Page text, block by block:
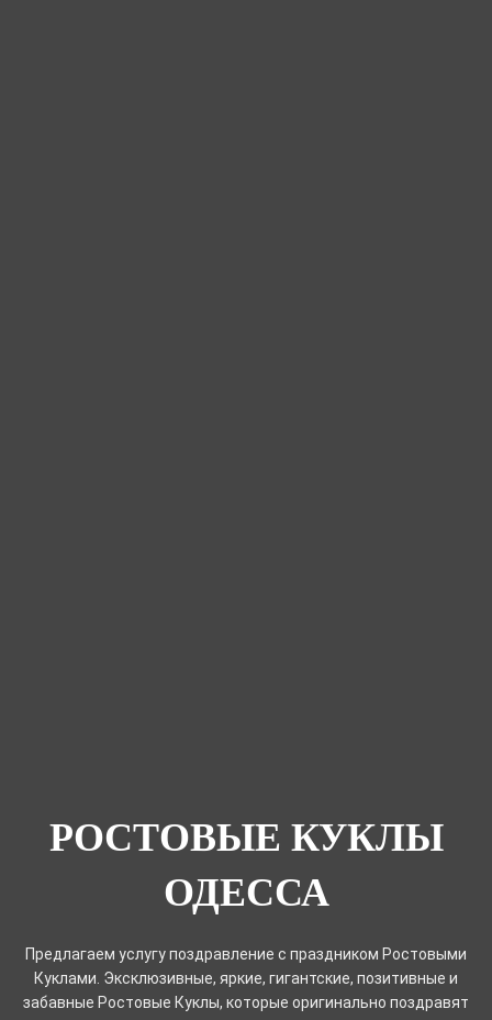
РОСТОВЫЕ КУКЛЫ
ОДЕССА
Предлагаем услугу поздравление с праздником Ростовыми
Куклами. Эксклюзивные, яркие, гигантские, позитивные и
забавные Ростовые Куклы, которые оригинально поздравят